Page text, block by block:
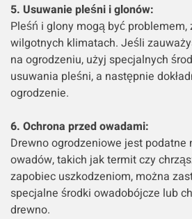
5. Usuwanie pleśni i glonów:
Pleśń i glony mogą być problemem,
wilgotnych klimatach. Jeśli
na ogrodzeniu, użyj specjalnych
usuwania pleśni, a następnie
ogrodzenie.
6. Ochrona przed owadami:
Drewno ogrodzeniowe jest podatne
owadów, takich jak termit czy
zapobiec uszkodzeniom, można
specjalne środki owadobójcze lub
drewno.